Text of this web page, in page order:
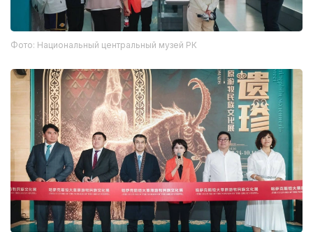
Фото: Национальный центральный музей РК